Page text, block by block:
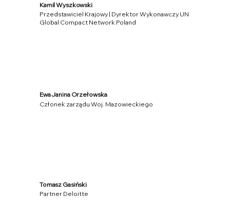
Kamil Wyszkowski
Przedstawiciel Krajowy | Dyrektor Wykonawczy UN
Global Compact Network Poland
Ewa Janina Orzełowska
Członek zarządu Woj. Mazowieckiego
Tomasz Gasiński
Partner Deloitte